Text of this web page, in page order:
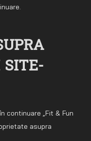
continuare „Fit & Fun
asupra